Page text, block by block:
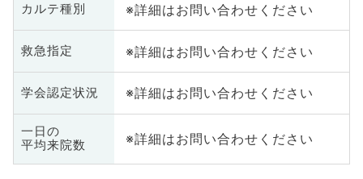
カルテ種別 ※詳細はお問い合わせください
救急指定 ※詳細はお問い合わせください
学会認定状況 ※詳細はお問い合わせください
一日の
平均来院数
※詳細はお問い合わせください